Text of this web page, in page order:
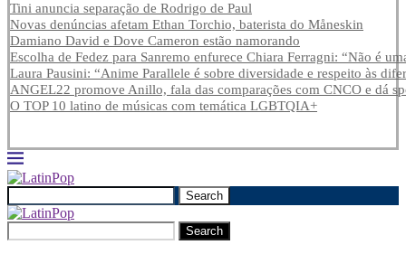
Tini anuncia separação de Rodrigo de Paul
Novas denúncias afetam Ethan Torchio, baterista do Måneskin
Damiano David e Dove Cameron estão namorando
Escolha de Fedez para Sanremo enfurece Chiara Ferragni: “Não é
Laura Pausini: “Anime Parallele é sobre diversidade e respeito às
ANGEL22 promove Anillo, fala das comparações com CNCO e dá
O TOP 10 latino de músicas com temática LGBTQIA+
Search
Search